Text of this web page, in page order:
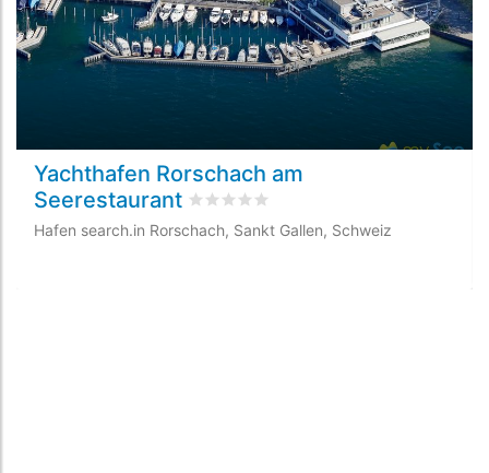
Yachthafen Rorschach am
Seerestaurant rating.rated
Hafen search.in Rorschach, Sankt Gallen, Schweiz